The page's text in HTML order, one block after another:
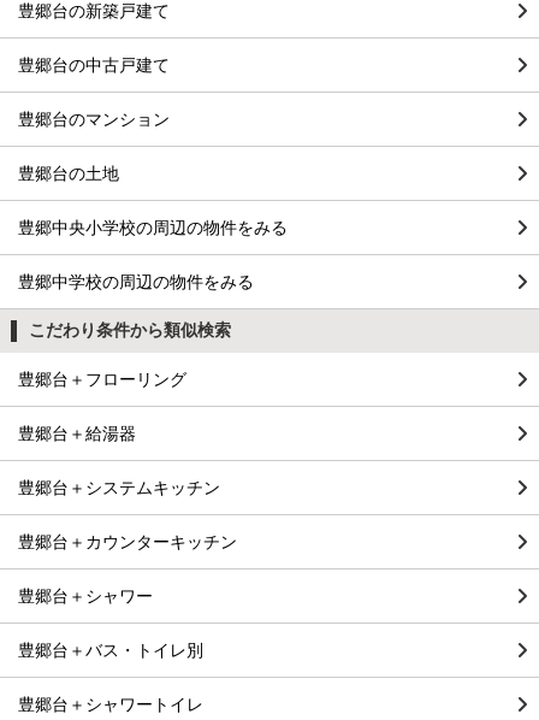
豊郷台の新築戸建て
豊郷台の中古戸建て
豊郷台のマンション
豊郷台の土地
豊郷中央小学校の周辺の物件をみる
豊郷中学校の周辺の物件をみる
こだわり条件から類似検索
豊郷台＋フローリング
豊郷台＋給湯器
豊郷台＋システムキッチン
豊郷台＋カウンターキッチン
豊郷台＋シャワー
豊郷台＋バス・トイレ別
豊郷台＋シャワートイレ